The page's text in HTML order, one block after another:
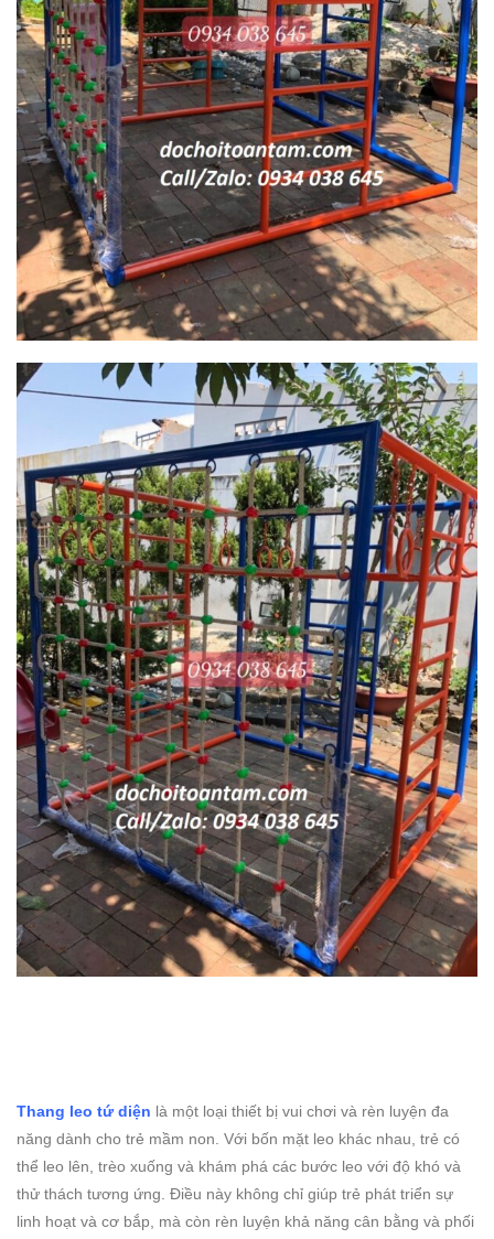
Thang leo tứ diện là một loại thiết bị vui chơi và rèn luyện đa
năng dành cho trẻ mầm non. Với bốn mặt leo khác nhau, trẻ có
thể leo lên, trèo xuống và khám phá các bước leo với độ khó và
thử thách tương ứng. Điều này không chỉ giúp trẻ phát triển sự
linh hoạt và cơ bắp, mà còn rèn luyện khả năng cân bằng và phối